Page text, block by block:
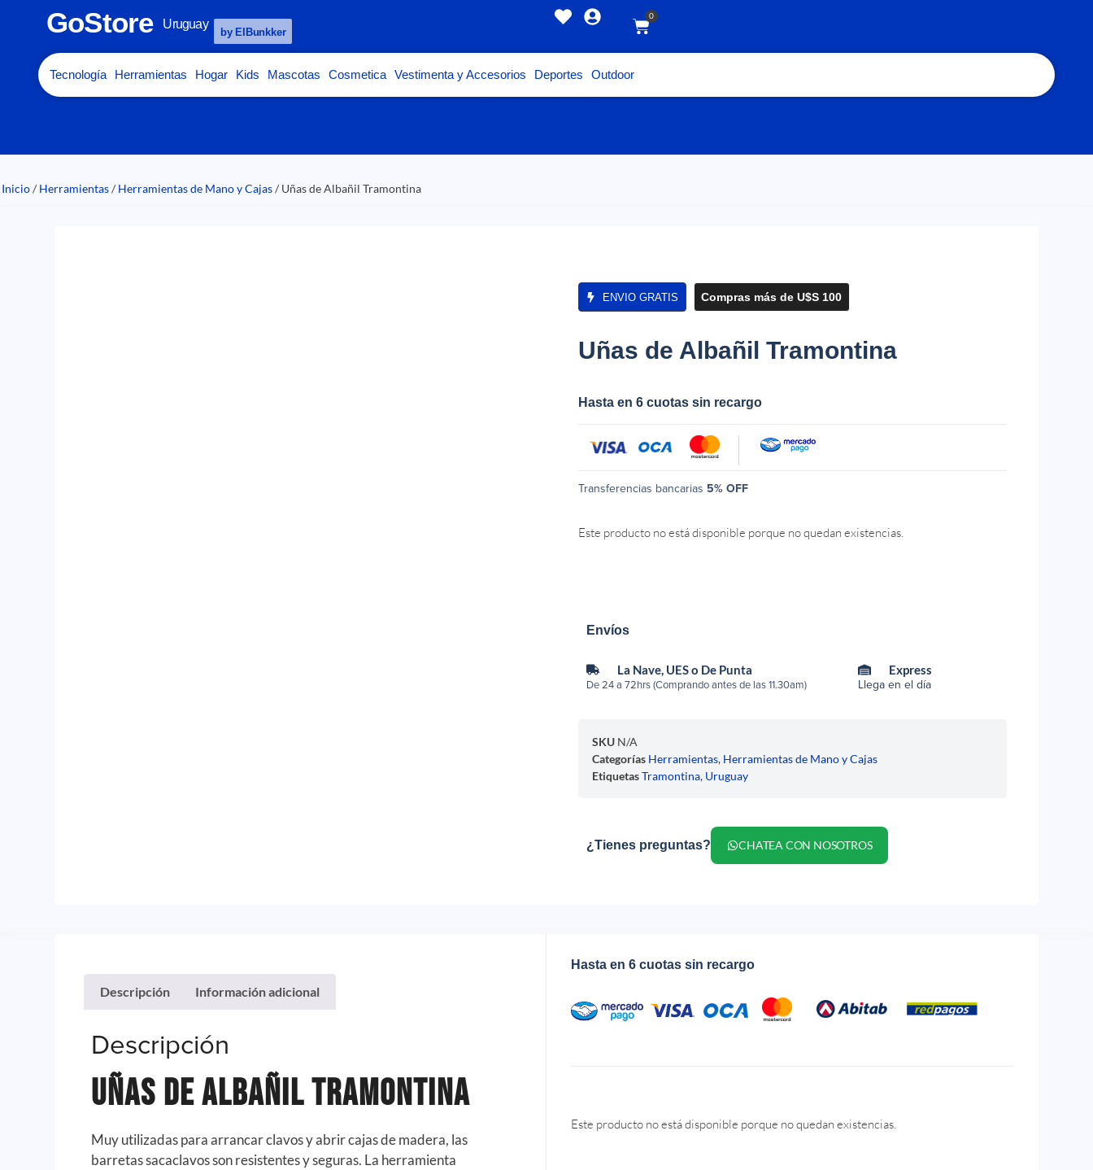
GoStore Uruguay
by ElBunkker
0
Tecnología Herramientas Hogar Kids Mascotas Cosmetica Vestimenta y Accesorios Deportes Outdoor
Inicio/ Herramientas/ Herramientas de Mano y Cajas/ Uñas de Albañil Tramontina
ENVIO GRATIS Compras más de U$S 100
Uñas de Albañil Tramontina
Hasta en 6 cuotas sin recargo
Transferencias bancarias 5% OFF
Este producto no está disponible porque no quedan existencias.
Envíos
La Nave, UES o De Punta
De 24 a 72hrs (Comprando antes de las 11.30am)
Express
Llega en el día
SKU N/A
Categorías Herramientas, Herramientas de Mano y Cajas
EtiquetasTramontina, Uruguay
¿Tienes preguntas? CHATEA CON NOSOTROS
Descripción Información adicional
Descripción
Uñas de Albañil Tramontina
Muy utilizadas para arrancar clavos y abrir cajas de madera, las
barretas sacaclavos son resistentes y seguras. La herramienta
Hasta en 6 cuotas sin recargo
Este producto no está disponible porque no quedan existencias.